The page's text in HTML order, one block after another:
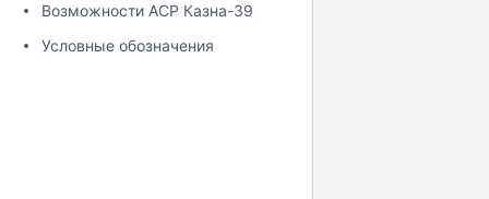
Возможности АСР Казна-39
Условные обозначения